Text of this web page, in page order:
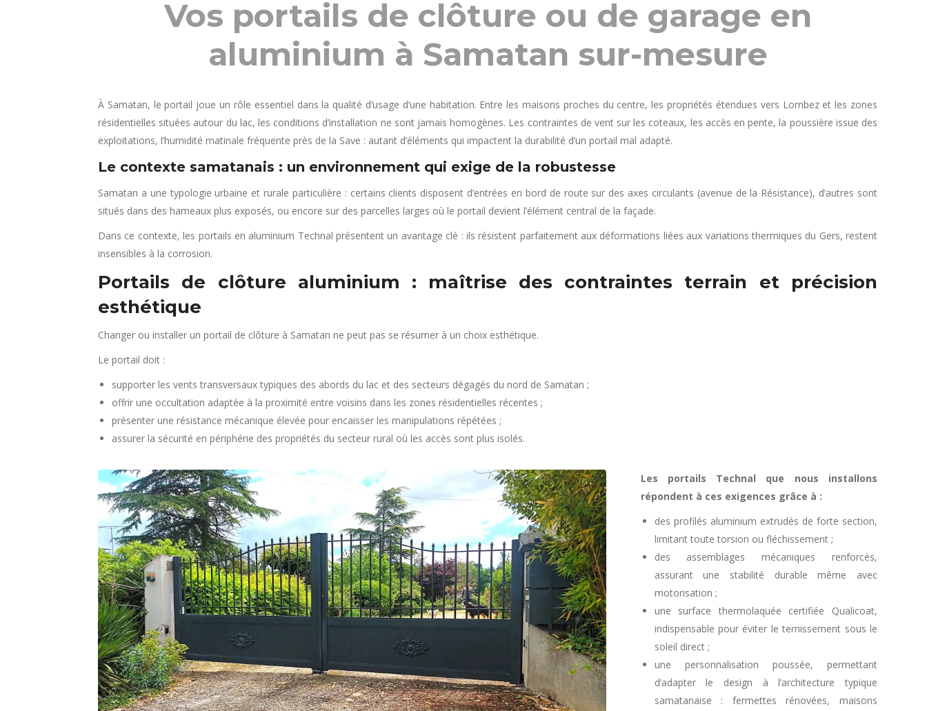
Vos portails de clôture ou de garage en
aluminium à Samatan sur-mesure
À Samatan, le portail joue un rôle essentiel dans la qualité d’usage d’une habitation. Entre les maisons proches du centre, les propriétés étendues vers Lombez et les zones
résidentielles situées autour du lac, les conditions d’installation ne sont jamais homogènes. Les contraintes de vent sur les coteaux, les accès en pente, la poussière issue des
exploitations, l’humidité matinale fréquente près de la Save : autant d’éléments qui impactent la durabilité d’un portail mal adapté.
Le contexte samatanais : un environnement qui exige de la robustesse
Samatan a une typologie urbaine et rurale particulière : certains clients disposent d’entrées en bord de route sur des axes circulants (avenue de la Résistance), d’autres sont
situés dans des hameaux plus exposés, ou encore sur des parcelles larges où le portail devient l’élément central de la façade.
Dans ce contexte, les portails en aluminium Technal présentent un avantage clé : ils résistent parfaitement aux déformations liées aux variations thermiques du Gers, restent
insensibles à la corrosion.
Portails de clôture aluminium : maîtrise des contraintes terrain et précision
esthétique
Changer ou installer un portail de clôture à Samatan ne peut pas se résumer à un choix esthétique.
Le portail doit :
supporter les vents transversaux typiques des abords du lac et des secteurs dégagés du nord de Samatan ;
offrir une occultation adaptée à la proximité entre voisins dans les zones résidentielles récentes ;
présenter une résistance mécanique élevée pour encaisser les manipulations répétées ;
assurer la sécurité en périphérie des propriétés du secteur rural où les accès sont plus isolés.
Les portails Technal que nous installons
répondent à ces exigences grâce à :
des profilés aluminium extrudés de forte section,
limitant toute torsion ou fléchissement ;
des assemblages mécaniques renforcés,
assurant une stabilité durable même avec
motorisation ;
une surface thermolaquée certifiée Qualicoat,
indispensable pour éviter le ternissement sous le
soleil direct ;
une personnalisation poussée, permettant
d’adapter le design à l’architecture typique
samatanaise : fermettes rénovées, maisons